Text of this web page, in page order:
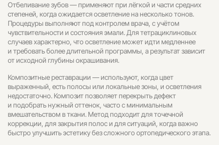
Отбеливание зубов — применяют при лёгкой и части средних
степеней, когда ожидается осветление на несколько тонов.
Процедуры выполняют под контролем врача, с учётом
чувствительности и состояния эмали. Для тетрациклиновых
случаев характерно, что осветление может идти медленнее
и требовать более длительной программы, а результат зависит
от исходной глубины окрашивания.
Композитные реставрации — используют, когда цвет
выраженный, есть полосы или локальные зоны, и осветления
недостаточно. Композит позволяет перекрыть дефект
и подобрать нужный оттенок, часто с минимальным
вмешательством в ткани. Метод подходит для точечной
коррекции, для закрытия полос и для ситуаций, когда важно
быстро улучшить эстетику без сложного ортопедического этапа.